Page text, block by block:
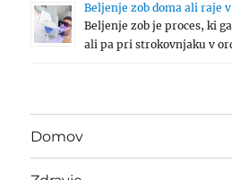
Beljenje zob doma ali raje
Beljenje zob je proces, ki
ali pa pri strokovnjaku v
Domov